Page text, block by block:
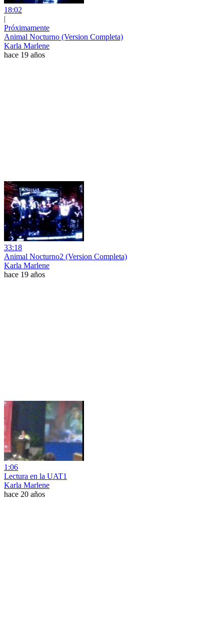
18:02
|
Próximamente
Animal Nocturno (Version Completa)
Karla Marlene
hace 19 años
33:18
Animal Nocturno2 (Version Completa)
Karla Marlene
hace 19 años
1:06
Lectura en la UAT1
Karla Marlene
hace 20 años